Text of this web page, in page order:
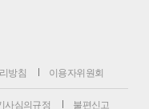
방침 이용자위원회
사심의규정 불편신고